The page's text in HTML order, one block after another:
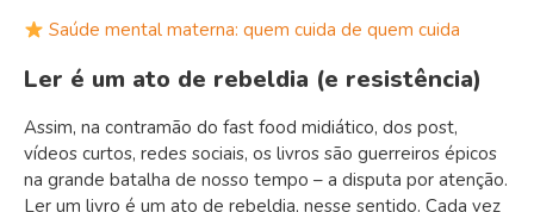
Saúde mental materna: quem cuida de quem cuida
Ler é um ato de rebeldia (e resistência)
Assim, na contramão do fast food midiático, dos post,
vídeos curtos, redes sociais, os livros são guerreiros épicos
na grande batalha de nosso tempo – a disputa por atenção.
Ler um livro é um ato de rebeldia, nesse sentido. Cada vez